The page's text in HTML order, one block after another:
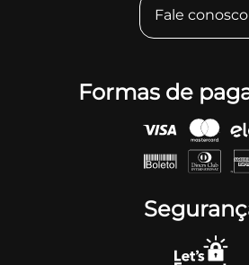
Fale conosco
Formas de